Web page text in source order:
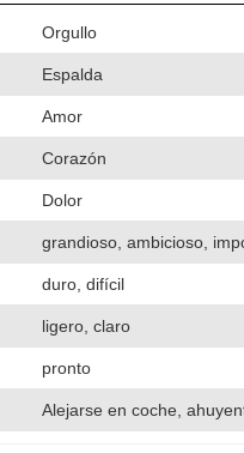
Orgullo
Espalda
Amor
Corazón
Dolor
grandioso, ambicioso,
duro, difícil
ligero, claro
pronto
Alejarse en coche,